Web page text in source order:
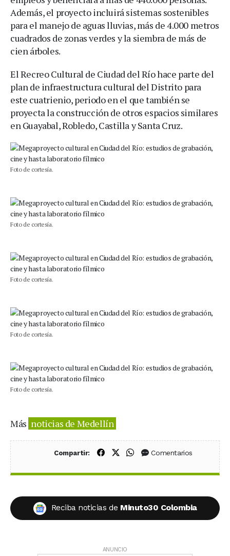
Además, el proyecto incluirá sistemas sostenibles
para el manejo de aguas lluvias, más de 4.000 metros
cuadrados de zonas verdes y la siembra de más de
cien árboles.
El Recreo Cultural de Ciudad del Río hace parte del
plan de infraestructura cultural del Distrito para
este cuatrienio, periodo en el que también se
proyecta la construcción de otros espacios similares
en Guayabal, Robledo, Castilla y Santa Cruz.
Foto de cortesía.
Foto de cortesía.
Foto de cortesía.
Foto de cortesía.
Foto de cortesía.
Más noticias de Medellín
Compartir: Compartir en Facebook
Compartir en X (Twitter)
Compartir en WhatsApp
Comentarios
Reciba noticias de Minuto30 Colombia
ANUNCIO